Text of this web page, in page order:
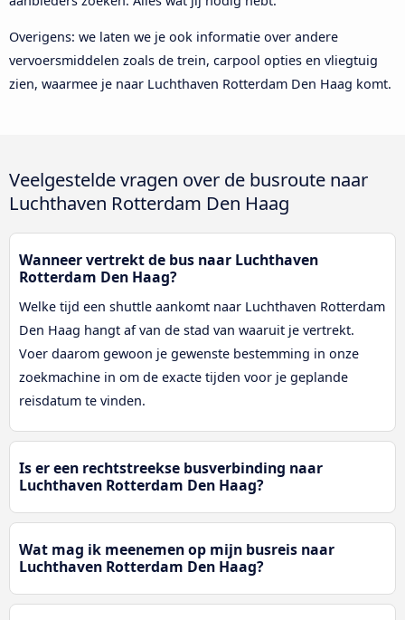
Overigens: we laten we je ook informatie over andere
vervoersmiddelen zoals de trein, carpool opties en vliegtuig
zien, waarmee je naar Luchthaven Rotterdam Den Haag komt.
Veelgestelde vragen over de busroute naar
Luchthaven Rotterdam Den Haag
Wanneer vertrekt de bus naar Luchthaven
Rotterdam Den Haag?
Welke tijd een shuttle aankomt naar Luchthaven Rotterdam
Den Haag hangt af van de stad van waaruit je vertrekt.
Voer daarom gewoon je gewenste bestemming in onze
zoekmachine in om de exacte tijden voor je geplande
reisdatum te vinden.
Is er een rechtstreekse busverbinding naar
Luchthaven Rotterdam Den Haag?
Wat mag ik meenemen op mijn busreis naar
Luchthaven Rotterdam Den Haag?